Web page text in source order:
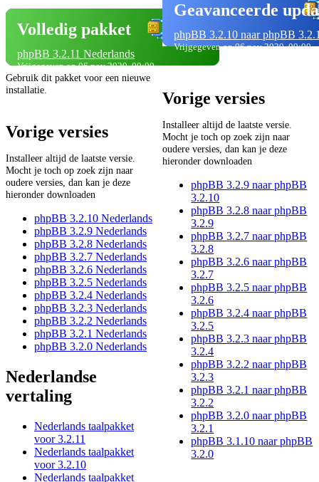
Volledig pakket
phpBB 3.2.11 Nederlands
Vrijgegeven op 06 nov 2020, 00:00
Gebruik dit pakket voor een nieuwe
installatie.
Vorige versies
Installeer altijd de laatste versie.
Mocht je toch op zoek zijn naar
oudere versies, dan kan je deze
hieronder downloaden
phpBB 3.2.10 Nederlands
phpBB 3.2.9 Nederlands
phpBB 3.2.8 Nederlands
phpBB 3.2.7 Nederlands
phpBB 3.2.6 Nederlands
phpBB 3.2.5 Nederlands
phpBB 3.2.4 Nederlands
phpBB 3.2.3 Nederlands
phpBB 3.2.2 Nederlands
phpBB 3.2.1 Nederlands
phpBB 3.2.0 Nederlands
Nederlandse
vertaling
Nederlands taalpakket
voor 3.2.11
Nederlands taalpakket
voor 3.2.10
Nederlands taalpakket
Geavanceerde
phpBB 3.2.10 naar phpBB
Vrijgegeven op 06 nov 2020, 00:00
Vorige versies
Installeer altijd de laatste versie.
Mocht je toch op zoek zijn naar
oudere versies, dan kan je deze
hieronder downloaden
phpBB 3.2.9 naar phpBB
3.2.10
phpBB 3.2.8 naar phpBB
3.2.9
phpBB 3.2.7 naar phpBB
3.2.8
phpBB 3.2.6 naar phpBB
3.2.7
phpBB 3.2.5 naar phpBB
3.2.6
phpBB 3.2.4 naar phpBB
3.2.5
phpBB 3.2.3 naar phpBB
3.2.4
phpBB 3.2.2 naar phpBB
3.2.3
phpBB 3.2.1 naar phpBB
3.2.2
phpBB 3.2.0 naar phpBB
3.2.1
phpBB 3.1.10 naar phpBB
3.2.0